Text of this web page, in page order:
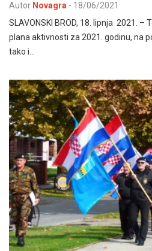
Autor Novagra - 18/06/2021
SLAVONSKI BROD, 18. lipnja 2021. –
plana aktivnosti za 2021. godinu, na
tako i…